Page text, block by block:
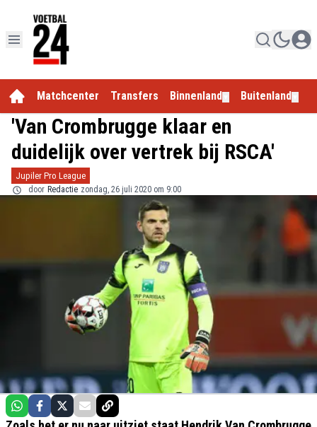
Matchcenter Transfers Binnenland Buitenland
'Van Crombrugge klaar en
duidelijk over vertrek bij RSCA'
Jupiler Pro League
door Redactie zondag, 26 juli 2020 om 9:00